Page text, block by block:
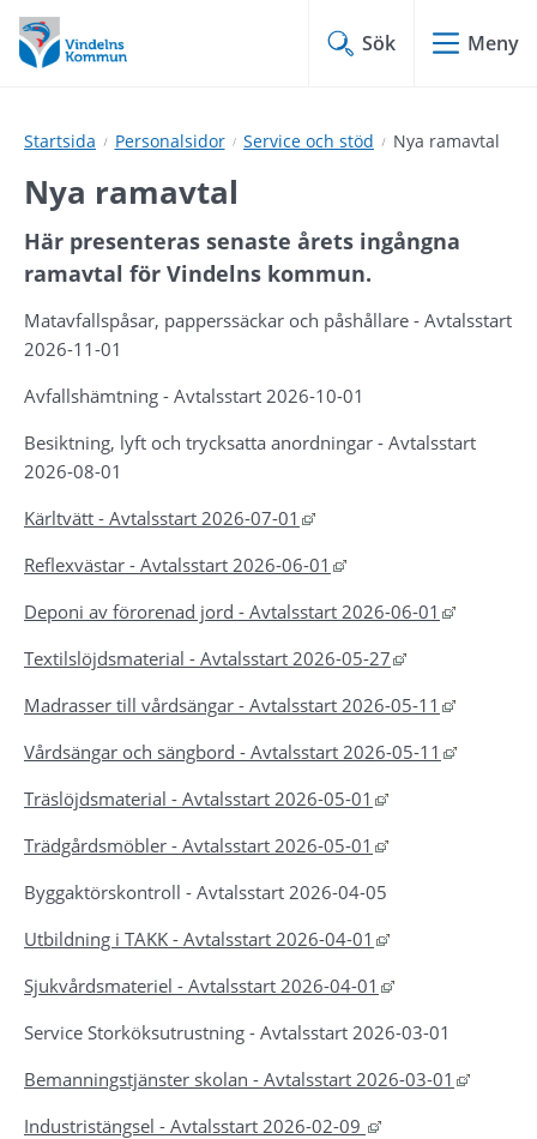
Hoppa
till
innehåll
Hoppa
till
undermeny
Sök Meny
Startsida Personalsidor Service och stöd Nya ramavtal
Nya ramavtal
Här presenteras senaste årets ingångna
ramavtal för Vindelns kommun.
Matavfallspåsar, papperssäckar och påshållare - Avtalsstart
2026-11-01
Avfallshämtning - Avtalsstart 2026-10-01
Besiktning, lyft och trycksatta anordningar - Avtalsstart
2026-08-01
Kärltvätt - Avtalsstart 2026-07-01
Länk till annan
Reflexvästar - Avtalsstart 2026-06-01
Länk till annan
Deponi av förorenad jord - Avtalsstart 2026-06-01
Länk till
Textilslöjdsmaterial - Avtalsstart 2026-05-27
Länk till annan
Madrasser till vårdsängar - Avtalsstart 2026-05-11
Länk till
Vårdsängar och sängbord - Avtalsstart 2026-05-11
Länk till
Träslöjdsmaterial - Avtalsstart 2026-05-01
Länk till annan
Trädgårdsmöbler - Avtalsstart 2026-05-01
Länk till annan
Byggaktörskontroll - Avtalsstart 2026-04-05
Utbildning i TAKK - Avtalsstart 2026-04-01
Länk till annan
Sjukvårdsmateriel - Avtalsstart 2026-04-01
Länk till annan
Service Storköksutrustning - Avtalsstart 2026-03-01
Bemanningstjänster skolan - Avtalsstart 2026-03-01
Länk
Industristängsel - Avtalsstart 2026-02-09
Länk till annan